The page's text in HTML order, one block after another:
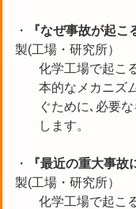
・ 『なぜ事故が起こ
製(工場・研究所）
化学工場で起こ
本的なメカニズ
ぐために､必要
します。
・ 『最近の重大事故
製(工場・研究所）
化学工場で起こ